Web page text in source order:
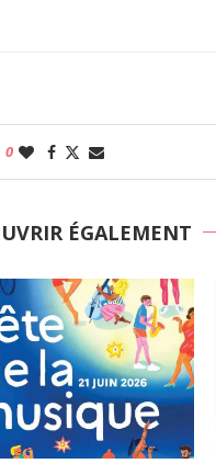
0
ÉGALEMENT